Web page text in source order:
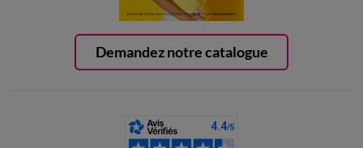
Demandez notre catalogue